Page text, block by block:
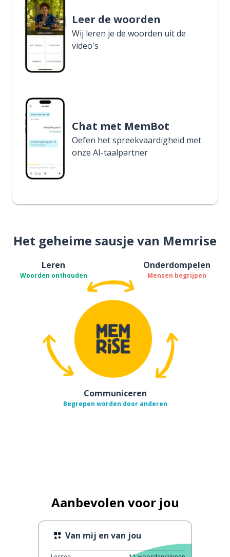
Leer de woorden
Wij leren je de woorden uit de
video's
Chat met MemBot
Oefen het spreekvaardigheid met
onze AI-taalpartner
Het geheime sausje van Memrise
Leren
Woorden onthouden
Onderdompelen
Mensen begrijpen
Communiceren
Begrepen worden door anderen
Aanbevolen voor jou
Van mij en van jou